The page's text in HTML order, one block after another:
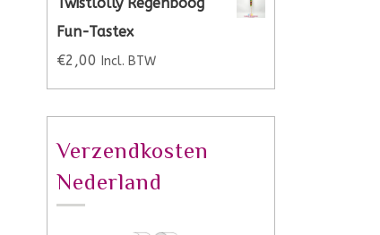
Fun-Tastex
€2,00 Incl. BTW
Verzendkosten
Nederland